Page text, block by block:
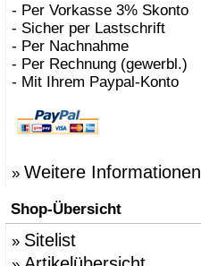
- Per Vorkasse 3% Skonto
- Sicher per Lastschrift
- Per Nachnahme
- Per Rechnung (gewerbl.)
- Mit Ihrem Paypal-Konto
» Weitere Informationen
Shop-Übersicht
» Sitelist